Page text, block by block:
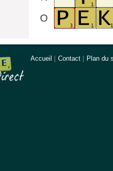
O
Accueil Contact Plan du